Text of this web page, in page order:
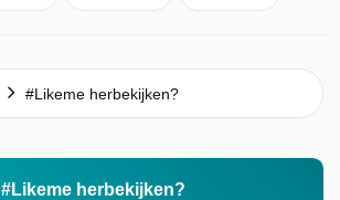
#Likeme herbekijken?
#Likeme herbekijken?